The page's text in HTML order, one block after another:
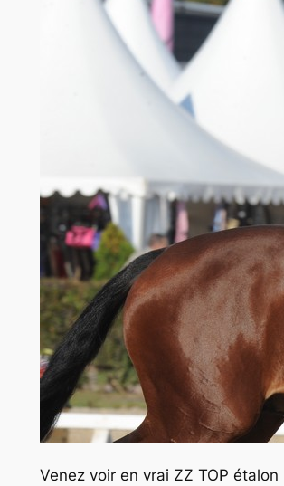
Venez voir en vrai ZZ TOP étalon